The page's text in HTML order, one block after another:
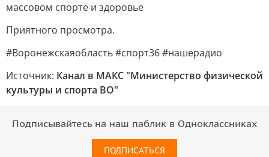
массовом спорте и здоровье
Приятного просмотра.
#Воронежскаяобласть #спорт36 #нашерадио
Источник: Канал в МАКС "Министерство физической
культуры и спорта ВО"
Подписывайтесь на наш паблик в Одноклассниках
ПОДПИСАТЬСЯ